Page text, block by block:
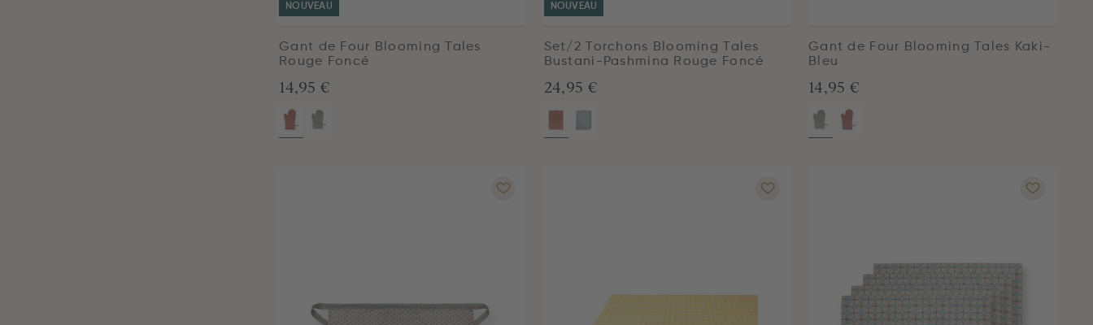
NOUVEAU
Gant de Four Blooming Tales
Rouge Foncé
14,95 €
NOUVEAU
Set/2 Torchons Blooming Tales
Bustani-Pashmina Rouge Foncé
24,95 €
Gant de Four Blooming Tales Kaki-
Bleu
14,95 €